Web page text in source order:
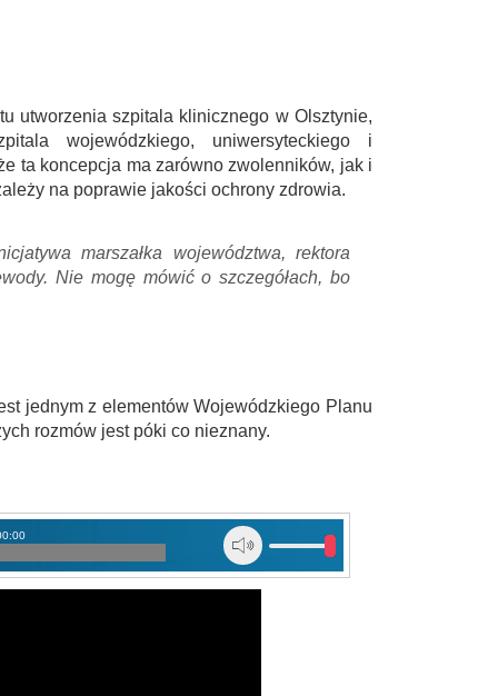
utworzenia szpitala klinicznego w Olsztynie,
wojewódzkiego, uniwersyteckiego i
ta koncepcja ma zarówno zwolenników, jak i
na poprawie jakości ochrony zdrowia.
marszałka województwa, rektora
Nie mogę mówić o szczegółach, bo
jednym z elementów Wojewódzkiego Planu
rozmów jest póki co nieznany.